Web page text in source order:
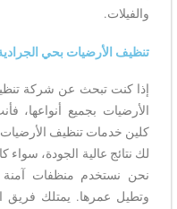
والفيلات.
تنظيف الأرضيات بحي
إذا كنت تبحث عن شركة
الأرضيات بجميع أنواعها،
كلين خدمات تنظيف
لك نتائج عالية الجودة، سواء
نحن نستخدم منظفات آمنة
وتطيل عمرها. يمتلك فريق